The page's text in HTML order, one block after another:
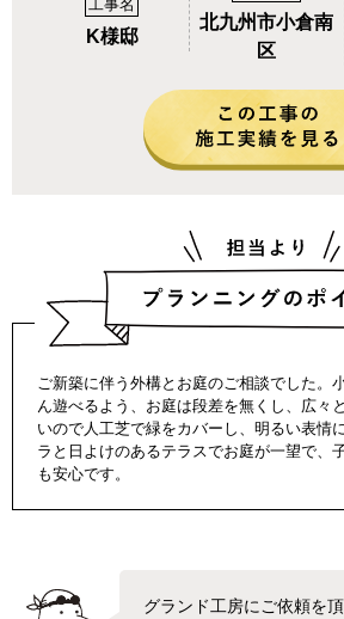
工事名
K様邸
北九州市小倉南
区
ご新築に伴う外構とお庭のご相談でした。
ん遊べるよう、お庭は段差を無くし、広々
いので人工芝で緑をカバーし、明るい表情
ラと日よけのあるテラスでお庭が一望で、
も安心です。
グランド工房にご依頼を